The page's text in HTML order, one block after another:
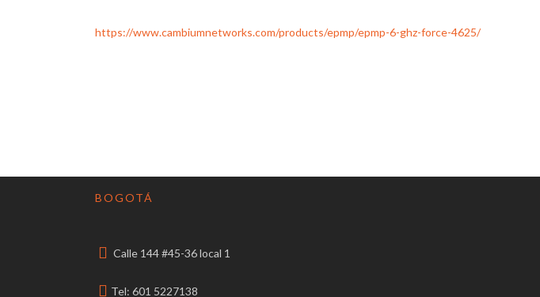
https://www.cambiumnetworks.com/products/epmp/epmp-6-ghz-force-4625/
BOGOTÁ
Calle 144 #45-36 local 1
Tel: 601 5227138